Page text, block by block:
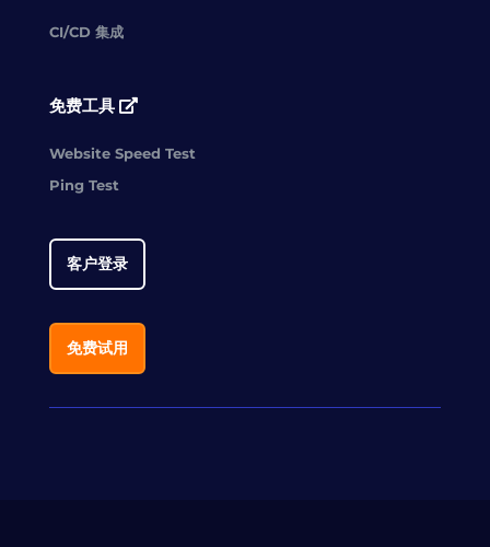
CI/CD 集成
免费工具
Website Speed Test
Ping Test
客户登录
免费试用